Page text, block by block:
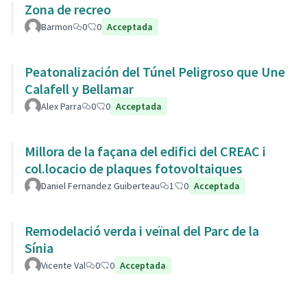
Zona de recreo
Barmon 0 0 Acceptada
Peatonalización del Túnel Peligroso que Une
Calafell y Bellamar
Alex Parra 0 0 Acceptada
Millora de la façana del edifici del CREAC i
col.locacio de plaques fotovoltaiques
Daniel Fernandez Guiberteau 1 0 Acceptada
Remodelació verda i veïnal del Parc de la
Sínia
Vicente Val 0 0 Acceptada